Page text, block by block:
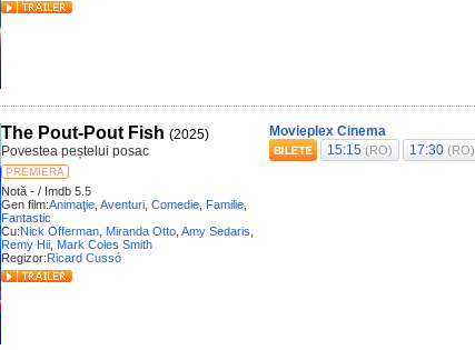
The Pout-Pout Fish (2025)
Povestea peștelui posac
PREMIERA
Notă - / Imdb 5.5
Gen film:Animaţie Aventuri Comedie Familie
Fantastic
Cu:Nick Offerman Miranda Otto Amy Sedaris
Remy Hii Mark Coles Smith
Regizor:Ricard Cussó
Movieplex Cinema
15:15(RO) 17:30(RO)